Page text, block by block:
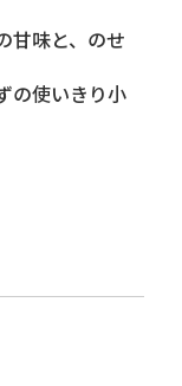
甘味と、のせ
の使いきり小